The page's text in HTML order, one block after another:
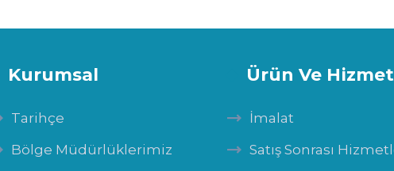
Kurumsal
Tarihçe
Bölge Müdürlüklerimiz
Ürün Ve
İmalat
Satış Sonrası